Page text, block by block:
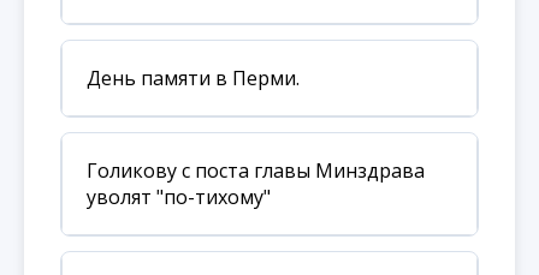
День памяти в Перми.
Голикову с поста главы Минздрава
уволят "по-тихому"